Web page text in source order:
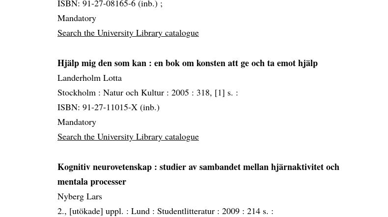
ISBN: 91-27-08165-6 (inb.) ;
Mandatory
Search the University Library catalogue
Hjälp mig den som kan : en bok om konsten att ge och ta emot hjälp
Landerholm Lotta
Stockholm : Natur och Kultur : 2005 : 318, [1] s. :
ISBN: 91-27-11015-X (inb.)
Mandatory
Search the University Library catalogue
Kognitiv neurovetenskap : studier av sambandet mellan hjärnaktivitet och
mentala processer
Nyberg Lars
2., [utökade] uppl. : Lund : Studentlitteratur : 2009 : 214 s. :